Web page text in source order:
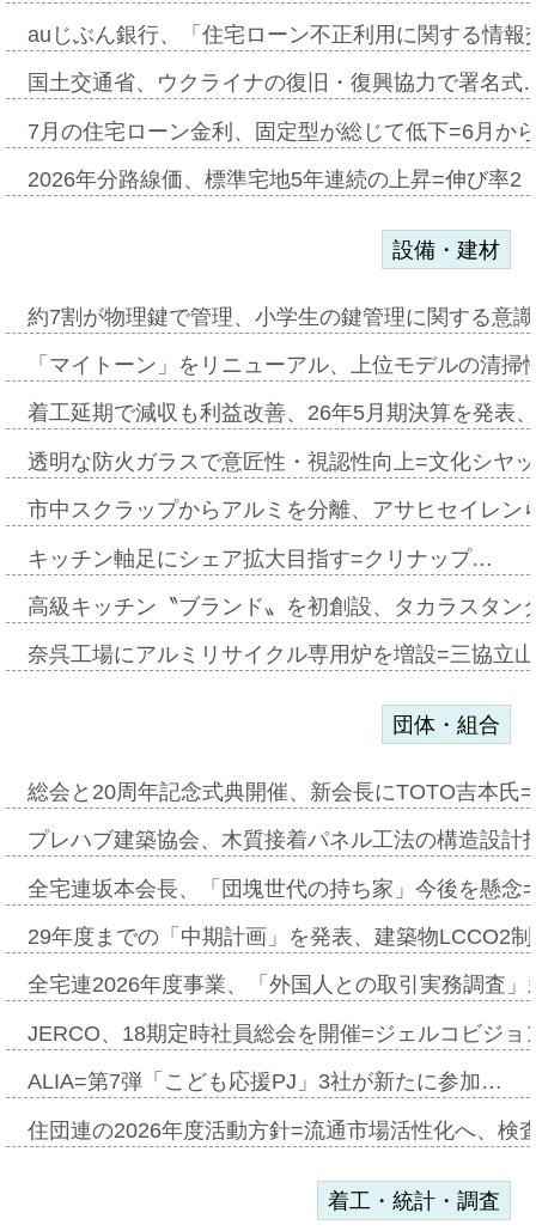
auじぶん銀行、「住宅ローン不正利用に関する情
国土交通省、ウクライナの復旧・復興協力で署名
7月の住宅ローン金利、固定型が総じて低下=6月か
2026年分路線価、標準宅地5年連続の上昇=伸び率
設備・建材
約7割が物理鍵で管理、小学生の鍵管理に関する意
「マイトーン」をリニューアル、上位モデルの清
着工延期で減収も利益改善、26年5月期決算を発表
透明な防火ガラスで意匠性・視認性向上=文化シヤ
市中スクラップからアルミを分離、アサヒセイレ
キッチン軸足にシェア拡大目指す=クリナップ…
高級キッチン〝ブランド〟を初創設、タカラスタ
奈呉工場にアルミリサイクル専用炉を増設=三協立
団体・組合
総会と20周年記念式典開催、新会長にTOTO吉本氏
プレハブ建築協会、木質接着パネル工法の構造設
全宅連坂本会長、「団塊世代の持ち家」今後を懸
29年度までの「中期計画」を発表、建築物LCCO2
全宅連2026年度事業、「外国人との取引実務調査
JERCO、18期定時社員総会を開催=ジェルコビジ
ALIA=第7弾「こども応援PJ」3社が新たに参加…
住団連の2026年度活動方針=流通市場活性化へ、検
着工・統計・調査